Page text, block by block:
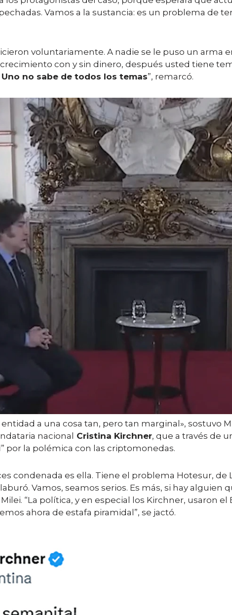
Vamos a la sustancia: es un problema de
voluntariamente. A nadie se le puso un arma
con y sin dinero, después usted tiene
Uno no sabe de todos los temas”, remarcó.
a una cosa tan, pero tan marginal», sostuvo
nacional
Cristina Kirchner, que a través de
por la polémica con las criptomonedas.
condenada es ella. Tiene el problema Hotesur,
Vamos, seamos serios. Es más, si hay alguien
“La política, y en especial los Kirchner, usaron
ahora de estafa piramidal”, se jactó.